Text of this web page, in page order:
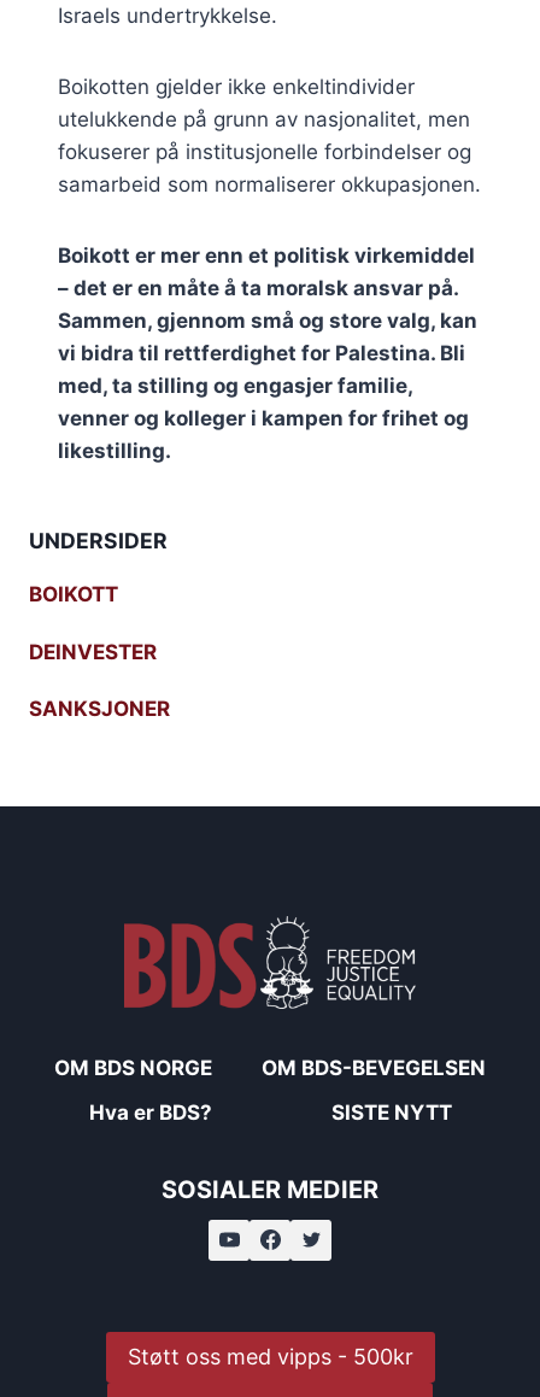
Israels undertrykkelse.
Boikotten gjelder ikke enkeltindivider
utelukkende på grunn av nasjonalitet, men
fokuserer på institusjonelle forbindelser og
samarbeid som normaliserer okkupasjonen.
Boikott er mer enn et politisk virkemiddel
– det er en måte å ta moralsk ansvar på.
Sammen, gjennom små og store valg, kan
vi bidra til rettferdighet for Palestina. Bli
med, ta stilling og engasjer familie,
venner og kolleger i kampen for frihet og
likestilling.
UNDERSIDER
BOIKOTT
DEINVESTER
SANKSJONER
OM BDS NORGE
OM BDS-BEVEGELSEN
Hva er BDS?
SISTE NYTT
SOSIALER MEDIER
Støtt oss med vipps - 500kr